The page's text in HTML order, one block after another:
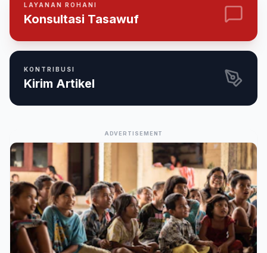
LAYANAN ROHANI
Konsultasi Tasawuf
KONTRIBUSI
Kirim Artikel
ADVERTISEMENT